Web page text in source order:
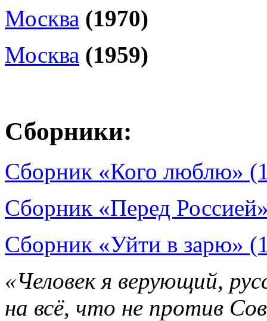
Москва (1970)
Москва (1959)
Сборники:
Сборник «Кого люблю»
Сборник «Перед
Сборник «Уйти в зарю»
«Человек я верующий,
на всё, что не против